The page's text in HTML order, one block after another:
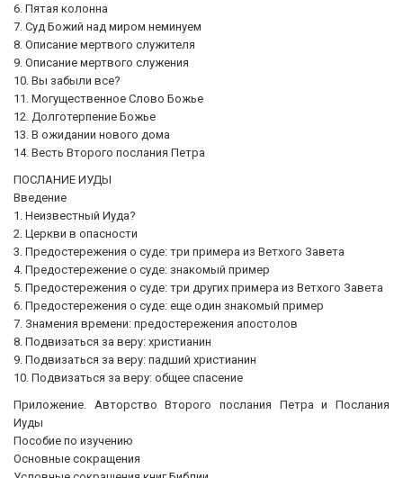
6. Пятая колонна
7. Суд Божий над миром неминуем
8. Описание мертвого служителя
9. Описание мертвого служения
10. Вы забыли все?
11. Могущественное Слово Божье
12. Долготерпение Божье
13. В ожидании нового дома
14. Весть Второго послания Петра
ПОСЛАНИЕ ИУДЫ
Введение
1. Неизвестный Иуда?
2. Церкви в опасности
3. Предостережения о суде: три примера из Ветхого Завета
4. Предостережение о суде: знакомый пример
5. Предостережения о суде: три других примера из Ветхого Завета
6. Предостережения о суде: еще один знакомый пример
7. Знамения времени: предостережения апостолов
8. Подвизаться за веру: христианин
9. Подвизаться за веру: падший христианин
10. Подвизаться за веру: общее спасение
Приложение. Авторство Второго послания Петра и Послания
Иуды
Пособие по изучению
Основные сокращения